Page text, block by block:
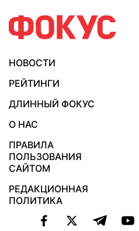
НОВОСТИ
РЕЙТИНГИ
ДЛИННЫЙ ФОКУС
О НАС
ПРАВИЛА
ПОЛЬЗОВАНИЯ
САЙТОМ
РЕДАКЦИОННАЯ
ПОЛИТИКА